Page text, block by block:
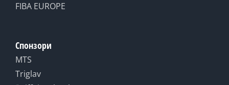
FIBA EUROPE
Спонзори
MTS
Triglav